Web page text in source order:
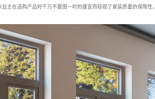
主在选购产品时千万不要图一时的便宜而轻视了家装质量的保障性。